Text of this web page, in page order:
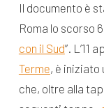
Il documento è
Roma lo scorso
con il Sud”. L’11
Terme, è
che, oltre alla